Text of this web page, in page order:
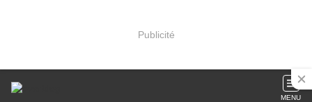
Publicité
MENU